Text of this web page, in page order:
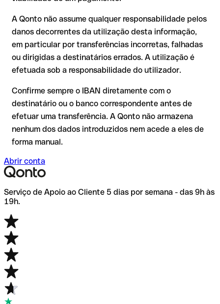
por escrito, especialmente em novas relações comerciais ou
com montantes elevados. A existência de uma conta só pode
ser verificada pelo próprio Byblos Bank S.a.l. ou através de
uma transferência de teste.
recuperação é consideravelmente mais complexa e implica
comissões adicionais.
Recomendação
: verifique cada IBAN antes de efetuar uma
transferência com o nosso IBAN Checker gratuito e, em caso
de dúvida, confirme-o diretamente com o destinatário. Esta
precaução é especialmente importante com montantes
elevados ou em novas relações comerciais.
A Qonto não assume qualquer responsabilidade pelos
danos decorrentes da utilização desta informação,
em particular por transferências incorretas, falhadas
ou dirigidas a destinatários errados. A utilização é
efetuada sob a responsabilidade do utilizador.
Confirme sempre o IBAN diretamente com o
destinatário ou o banco correspondente antes de
efetuar uma transferência. A Qonto não armazena
nenhum dos dados introduzidos nem acede a eles de
forma manual.
Abrir conta
Serviço de Apoio ao Cliente 5 dias por semana - das 9h às
19h.